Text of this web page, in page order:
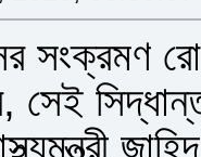
সংক্রমণ
সেই